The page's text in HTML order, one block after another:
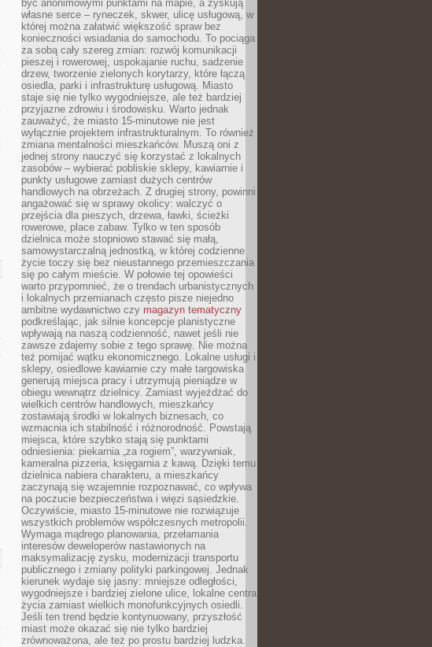
być anonimowymi punktami na mapie, a zyskują
własne serce – ryneczek, skwer, ulicę usługową, w
której można załatwić większość spraw bez
konieczności wsiadania do samochodu. To pociąga
za sobą cały szereg zmian: rozwój komunikacji
pieszej i rowerowej, uspokajanie ruchu, sadzenie
drzew, tworzenie zielonych korytarzy, które łączą
osiedla, parki i infrastrukturę usługową. Miasto
staje się nie tylko wygodniejsze, ale też bardziej
przyjazne zdrowiu i środowisku. Warto jednak
zauważyć, że miasto 15-minutowe nie jest
wyłącznie projektem infrastrukturalnym. To również
zmiana mentalności mieszkańców. Muszą oni z
jednej strony nauczyć się korzystać z lokalnych
zasobów – wybierać pobliskie sklepy, kawiarnie i
punkty usługowe zamiast dużych centrów
handlowych na obrzeżach. Z drugiej strony, powinni
angażować się w sprawy okolicy: walczyć o
przejścia dla pieszych, drzewa, ławki, ścieżki
rowerowe, place zabaw. Tylko w ten sposób
dzielnica może stopniowo stawać się małą,
samowystarczalną jednostką, w której codzienne
życie toczy się bez nieustannego przemieszczania
się po całym mieście. W połowie tej opowieści
warto przypomnieć, że o trendach urbanistycznych
i lokalnych przemianach często pisze niejedno
ambitne wydawnictwo czy magazyn tematyczny
podkreślając, jak silnie koncepcje planistyczne
wpływają na naszą codzienność, nawet jeśli nie
zawsze zdajemy sobie z tego sprawę. Nie można
też pomijać wątku ekonomicznego. Lokalne usługi i
sklepy, osiedlowe kawiarnie czy małe targowiska
generują miejsca pracy i utrzymują pieniądze w
obiegu wewnątrz dzielnicy. Zamiast wyjeżdżać do
wielkich centrów handlowych, mieszkańcy
zostawiają środki w lokalnych biznesach, co
wzmacnia ich stabilność i różnorodność. Powstają
miejsca, które szybko stają się punktami
odniesienia: piekarnia „za rogiem”, warzywniak,
kameralna pizzeria, księgarnia z kawą. Dzięki temu
dzielnica nabiera charakteru, a mieszkańcy
zaczynają się wzajemnie rozpoznawać, co wpływa
na poczucie bezpieczeństwa i więzi sąsiedzkie.
Oczywiście, miasto 15-minutowe nie rozwiązuje
wszystkich problemów współczesnych metropolii.
Wymaga mądrego planowania, przełamania
interesów deweloperów nastawionych na
maksymalizację zysku, modernizacji transportu
publicznego i zmiany polityki parkingowej. Jednak
kierunek wydaje się jasny: mniejsze odległości,
wygodniejsze i bardziej zielone ulice, lokalne centra
życia zamiast wielkich monofunkcyjnych osiedli.
Jeśli ten trend będzie kontynuowany, przyszłość
miast może okazać się nie tylko bardziej
zrównoważona, ale też po prostu bardziej ludzka.